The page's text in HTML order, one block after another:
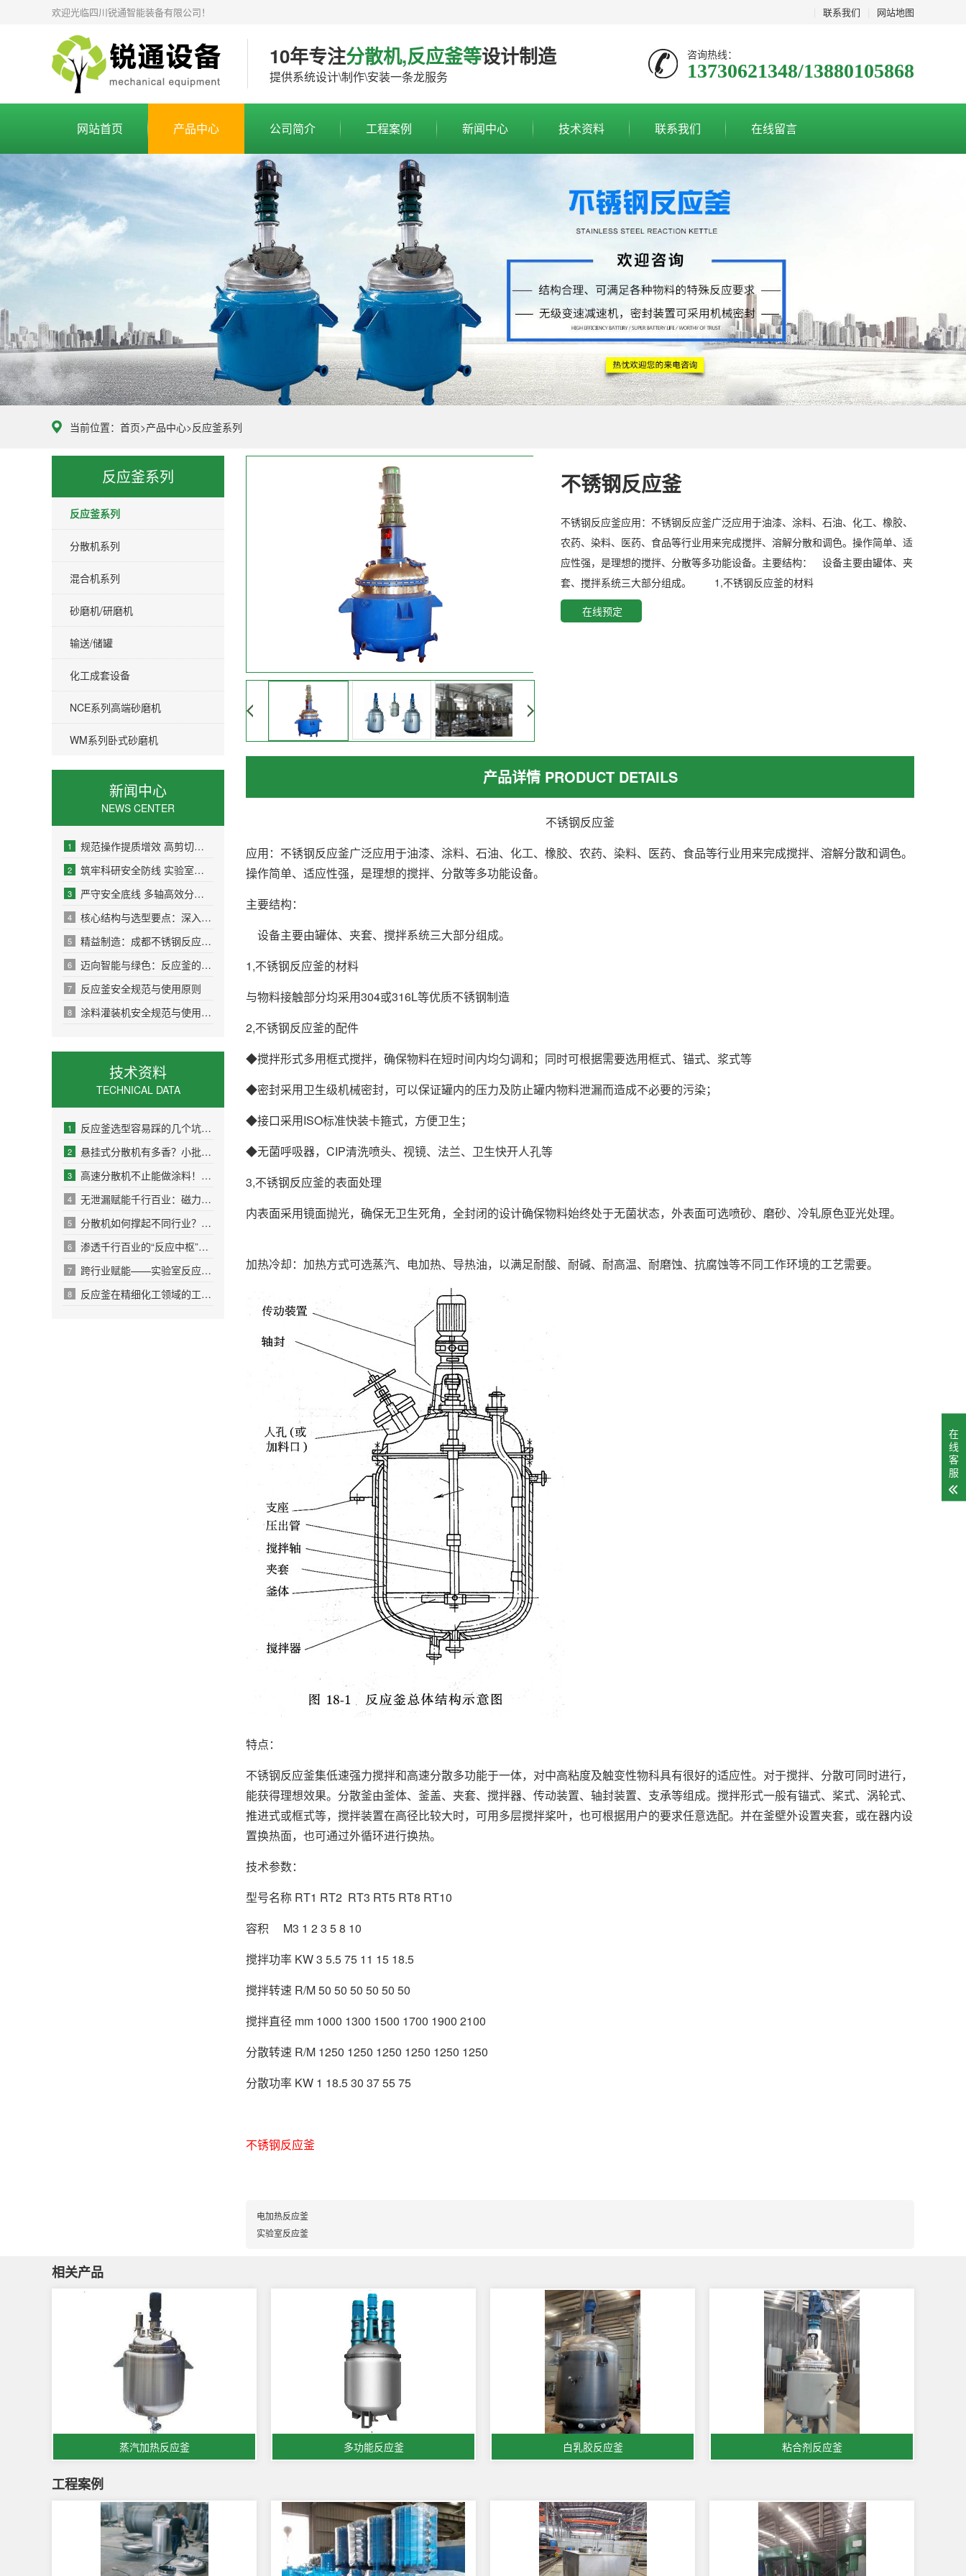
联系我们 网站地图
欢迎光临四川锐通智能装备有限公司！
10年专注分散机,反应釜等设计制造
提供系统设计\制作\安装一条龙服务
咨询热线：
13730621348/13880105868
网站首页 产品中心 公司简介 工程案例 新闻中心 技术资料 联系我们 在线留言
当前位置： 首页>产品中心>反应釜系列
反应釜系列
反应釜系列
分散机系列
混合机系列
砂磨机/研磨机
输送/储罐
化工成套设备
NCE系列高端砂磨机
WM系列卧式砂磨机
新闻中心
NEWS CENTER
1 规范操作提质增效 高剪切乳化机实用运行与维护标准指南
2 筑牢科研安全防线 实验室高速分散机安全生产核心要求
3 严守安全底线 多轴高效分散机安全生产核心要求解析
4 核心结构与选型要点：深入了解蒸汽加热反应釜
5 精益制造：成都不锈钢反应釜的工艺特色
6 迈向智能与绿色：反应釜的未来应用展望
7 反应釜安全规范与使用原则
8 涂料灌装机安全规范与使用原则
技术资料
TECHNICAL DATA
1 反应釜选型容易踩的几个坑——采购前值得了解的实用指南
2 悬挂式分散机有多香？小批量多品种生产必入
3 高速分散机不止能做涂料！这5个行业的用法绝了
4 无泄漏赋能千行百业：磁力反应釜的5大典型应用场景深度解析
5 分散机如何撑起不同行业？3个真实案例告诉你答案
6 渗透千行百业的“反应中枢”：多功能反应釜的5大典型应用场景解析
7 跨行业赋能——实验室反应釜的场景化应用与适配策略
8 反应釜在精细化工领域的工艺革新与价值释放
不锈钢反应釜
不锈钢反应釜应用：不锈钢反应釜广泛应用于油漆、涂料、石油、化工、橡胶、
农药、染料、医药、食品等行业用来完成搅拌、溶解分散和调色。操作简单、适
应性强，是理想的搅拌、分散等多功能设备。主要结构： 设备主要由罐体、夹
套、搅拌系统三大部分组成。 1,不锈钢反应釜的材料
在线预定
产品详情 PRODUCT DETAILS
不锈钢反应釜
应用：不锈钢反应釜广泛应用于油漆、涂料、石油、化工、橡胶、农药、染料、医药、食品等行业用来完成搅拌、溶解分散和调色。
操作简单、适应性强，是理想的搅拌、分散等多功能设备。
主要结构：
设备主要由罐体、夹套、搅拌系统三大部分组成。
1,不锈钢反应釜的材料
与物料接触部分均采用304或316L等优质不锈钢制造
2,不锈钢反应釜的配件
◆搅拌形式多用框式搅拌，确保物料在短时间内均匀调和；同时可根据需要选用框式、锚式、浆式等
◆密封采用卫生级机械密封，可以保证罐内的压力及防止罐内物料泄漏而造成不必要的污染；
◆接口采用ISO标准快装卡箍式，方便卫生；
◆无菌呼吸器，CIP清洗喷头、视镜、法兰、卫生快开人孔等
3,不锈钢反应釜的表面处理
内表面采用镜面抛光，确保无卫生死角，全封闭的设计确保物料始终处于无菌状态，外表面可选喷砂、磨砂、冷轧原色亚光处理。
加热冷却：加热方式可选蒸汽、电加热、导热油，以满足耐酸、耐碱、耐高温、耐磨蚀、抗腐蚀等不同工作环境的工艺需要。
特点：
不锈钢反应釜集低速强力搅拌和高速分散多功能于一体，对中高粘度及触变性物科具有很好的适应性。对于搅拌、分散可同时进行，
能获得理想效果。分散釜由釜体、釜盖、夹套、搅拌器、传动装置、轴封装置、支承等组成。搅拌形式一般有锚式、桨式、涡轮式、
推进式或框式等，搅拌装置在高径比较大时，可用多层搅拌桨叶，也可根据用户的要求任意选配。并在釜壁外设置夹套，或在器内设
置换热面，也可通过外循环进行换热。
技术参数：
型号名称 RT1 RT2 RT3 RT5 RT8 RT10
容积 M3 1 2 3 5 8 10
搅拌功率 KW 3 5.5 75 11 15 18.5
搅拌转速 R/M 50 50 50 50 50 50
搅拌直径 mm 1000 1300 1500 1700 1900 2100
分散转速 R/M 1250 1250 1250 1250 1250 1250
分散功率 KW 1 18.5 30 37 55 75
不锈钢反应釜
电加热反应釜
实验室反应釜
相关产品
蒸汽加热反应釜 多功能反应釜 白乳胶反应釜 粘合剂反应釜
工程案例
在
线
客
服